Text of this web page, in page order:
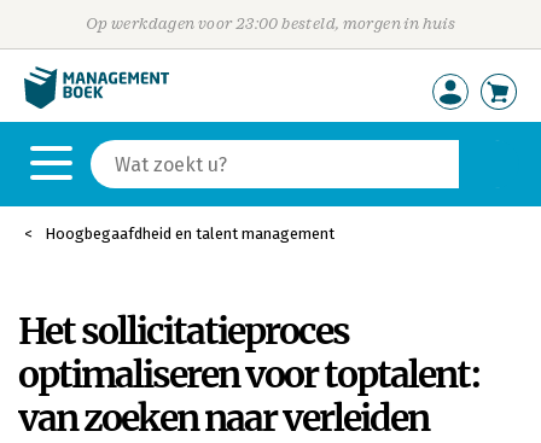
Op werkdagen voor 23:00 besteld, morgen in huis
Hoogbegaafdheid en talent management
Het sollicitatieproces
optimaliseren voor toptalent:
van zoeken naar verleiden